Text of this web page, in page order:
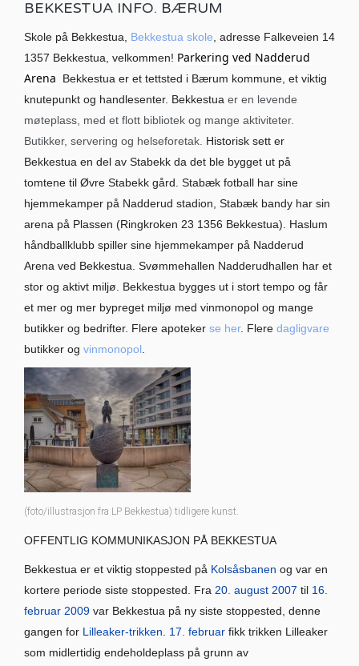
BEKKESTUA INFO. BÆRUM
Skole på Bekkestua, Bekkestua skole , adresse Falkeveien 14
1357 Bekkestua, velkommen! Parkering ved Nadderud
Arena
Bekkestua er et tettsted i Bærum kommune, et viktig
knutepunkt og handlesenter. Bekkestua er en levende
møteplass, med et flott bibliotek og mange aktiviteter.
Butikker, servering og helseforetak. Historisk sett er
Bekkestua en del av Stabekk da det ble bygget ut på
tomtene til Øvre Stabekk gård. Stabæk fotball har sine
hjemmekamper på Nadderud stadion, Stabæk bandy har sin
arena på Plassen (Ringkroken 23 1356 Bekkestua). Haslum
håndballklubb spiller sine hjemmekamper på Nadderud
Arena ved Bekkestua. Svømmehallen Nadderudhallen har et
stor og aktivt miljø. Bekkestua bygges ut i stort tempo og får
et mer og mer bypreget miljø med vinmonopol og mange
butikker og bedrifter. Flere apoteker se her. Flere dagligvare
butikker og vinmonopol
(foto/illustrasjon fra LP Bekkestua) tidligere kunst.
OFFENTLIG KOMMUNIKASJON PÅ BEKKESTUA
Bekkestua er et viktig stoppested på Kolsåsbanen og var en
kortere periode siste stoppested. Fra 20. august 2007 til 16.
februar 2009 var Bekkestua på ny siste stoppested, denne
gangen for Lilleaker-trikken 17. februar fikk trikken Lilleaker
som midlertidig endeholdeplass på grunn av